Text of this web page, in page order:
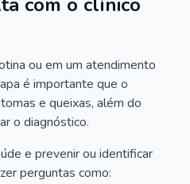
ou em um atendimento
é importante que o
e queixas, além do
o diagnóstico.
e prevenir ou identificar
perguntas como: